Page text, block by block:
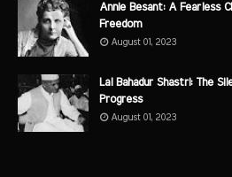
Annie Besant: A Fearless
Freedom
August 01, 2023
Lal Bahadur Shastri: The
Progress
August 01, 2023